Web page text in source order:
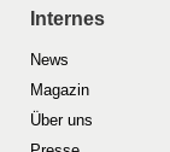
Internes
News
Magazin
Über uns